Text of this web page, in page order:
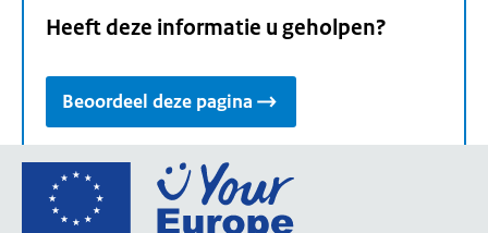
Heeft deze informatie u geholpen?
Beoordeel deze pagina
Ga